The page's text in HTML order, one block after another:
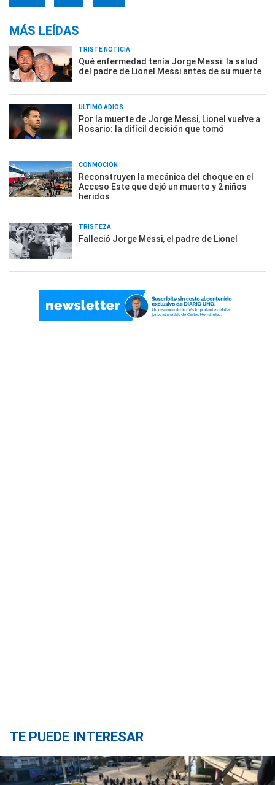
MÁS LEÍDAS
TRISTE NOTICIA
Qué enfermedad tenía Jorge Messi: la salud
del padre de Lionel Messi antes de su muerte
ÚLTIMO ADIÓS
Por la muerte de Jorge Messi, Lionel vuelve a
Rosario: la difícil decisión que tomó
CONMOCIÓN
Reconstruyen la mecánica del choque en el
Acceso Este que dejó un muerto y 2 niños
heridos
TRISTEZA
Falleció Jorge Messi, el padre de Lionel
TE PUEDE INTERESAR